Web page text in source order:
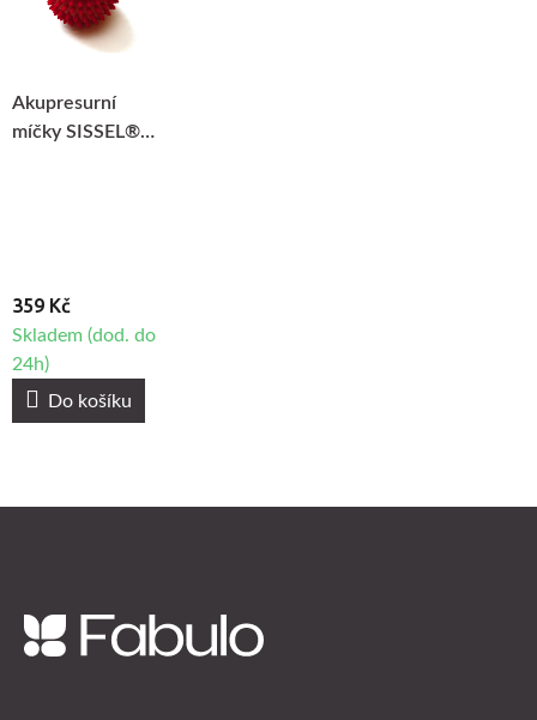
Akupresurní
míčky SISSEL®
359 Kč
Skladem (dod. do
24h)
Do košíku